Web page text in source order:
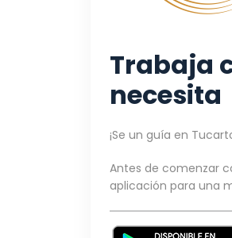
Trabaja
necesita
¡Se un guía en
Antes de comenzar
aplicación para una